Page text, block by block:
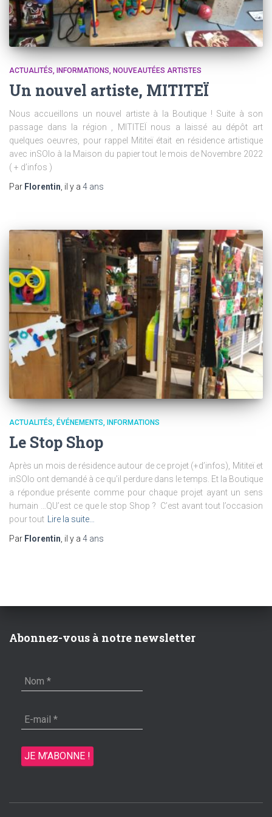
ACTUALITÉS INFORMATIONS NOUVEAUTÉES ARTISTES
Un nouvel artiste, MITITEÏ
Nous accueillons un nouvel artiste à la Boutique ! Suite à son
passage dans la région , MITITEÏ nous a laissé au dépôt art
quelques oeuvres, pour rappel Mititeï était en résidence artistique
avec inSOlo à la Maison du papier tout le mois de Novembre 2022
( + d’infos )
Par Florentin , il y a 4 ans
ACTUALITÉS ÉVÉNEMENTS INFORMATIONS
Le Stop Shop
Après un mois de résidence autour de ce projet (+d’infos), Mititeï et
inSOlo ont demandé à ce qu’il perdure dans le temps. Et la Boutique
a répondue présente comme pour chaque projet ayant un sens
humain …QU’est ce que le stop Shop ? ‌ C’est avant tout l’occasion
pour tout Lire la suite…
Par Florentin, il y a 4 ans
Abonnez-vous à notre newsletter